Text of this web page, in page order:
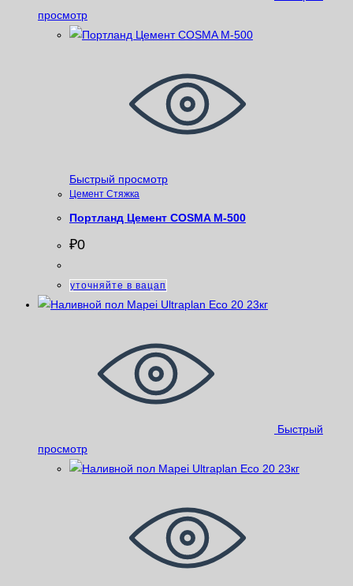
просмотр
Быстрый просмотр
Цемент Стяжка
Портланд Цемент COSMA М-500
₽0
уточняйте в вацап
Быстрый
просмотр